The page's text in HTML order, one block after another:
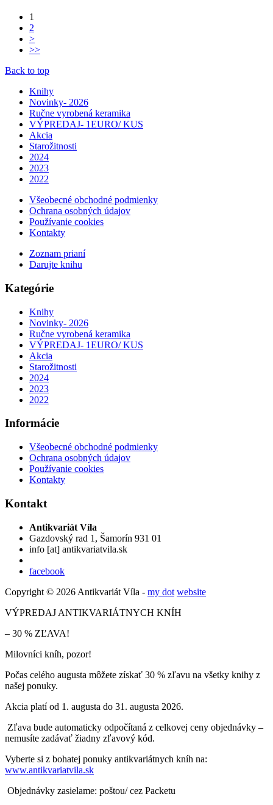
1
2
>
>>
Back to top
Knihy
Novinky- 2026
Ručne vyrobená keramika
VÝPREDAJ- 1EURO/ KUS
Akcia
Starožitnosti
2024
2023
2022
Všeobecné obchodné podmienky
Ochrana osobných údajov
Používanie cookies
Kontakty
Zoznam prianí
Darujte knihu
Kategórie
Knihy
Novinky- 2026
Ručne vyrobená keramika
VÝPREDAJ- 1EURO/ KUS
Akcia
Starožitnosti
2024
2023
2022
Informácie
Všeobecné obchodné podmienky
Ochrana osobných údajov
Používanie cookies
Kontakty
Kontakt
Antikvariát Víla
Gazdovský rad 1, Šamorín 931 01
info [at] antikvariatvila.sk
facebook
Copyright © 2026 Antikvariát Víla - my dot website
VÝPREDAJ ANTIKVARIÁTNYCH KNÍH
– 30 % ZĽAVA!
Milovníci kníh, pozor!
Počas celého augusta môžete získať 30 % zľavu na všetky knihy z
našej ponuky.
Akcia platí od 1. augusta do 31. augusta 2026.
Zľava bude automaticky odpočítaná z celkovej ceny objednávky –
nemusíte zadávať žiadny zľavový kód.
Vyberte si z bohatej ponuky antikvariátnych kníh na:
www.antikvariatvila.sk
Objednávky zasielame: poštou/ cez Packetu